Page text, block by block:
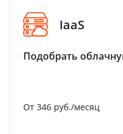
IaaS
Подобрать
От 346 руб./месяц